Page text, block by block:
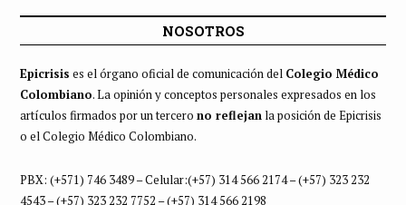
NOSOTROS
Epicrisis es el órgano oficial de comunicación del Colegio Médico
Colombiano. La opinión y conceptos personales expresados en los
artículos firmados por un tercero no reflejanla posición de Epicrisis
o el Colegio Médico Colombiano.
PBX: (+571) 746 3489 – Celular:(+57) 314 566 2174 – (+57) 323 232
4543 – (+57) 323 232 7752 – (+57) 314 566 2198